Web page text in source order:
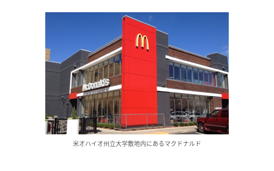
米オハイオ州立大学敷地内にあるマクドナルド